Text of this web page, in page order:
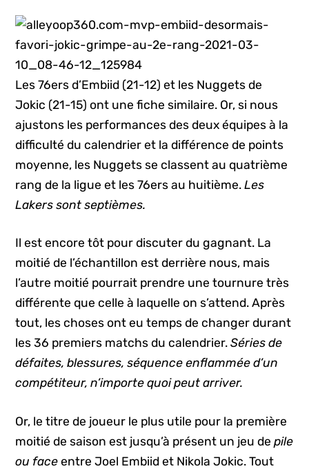
Les 76ers d’Embiid (21-12) et les Nuggets de
Jokic (21-15) ont une fiche similaire. Or, si nous
ajustons les performances des deux équipes à la
difficulté du calendrier et la différence de points
moyenne, les Nuggets se classent au quatrième
rang de la ligue et les 76ers au huitième.Les
Lakers sont septièmes.
Il est encore tôt pour discuter du gagnant. La
moitié de l’échantillon est derrière nous, mais
l’autre moitié pourrait prendre une tournure très
différente que celle à laquelle on s’attend. Après
tout, les choses ont eu temps de changer durant
les 36 premiers matchs du calendrier.Séries de
défaites, blessures, séquence enflammée d’un
compétiteur, n’importe quoi peut arriver.
Or, le titre de joueur le plus utile pour la première
moitié de saison est jusqu’à présent un jeu depile
ou faceentre Joel Embiid et Nikola Jokic. Tout